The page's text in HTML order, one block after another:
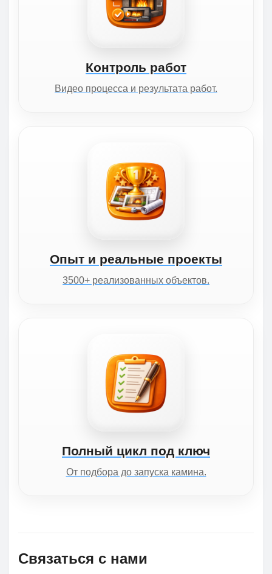
Контроль работ
Видео процесса и результата работ.
Опыт и реальные проекты
3500+ реализованных объектов.
Полный цикл под ключ
От подбора до запуска камина.
Связаться с нами